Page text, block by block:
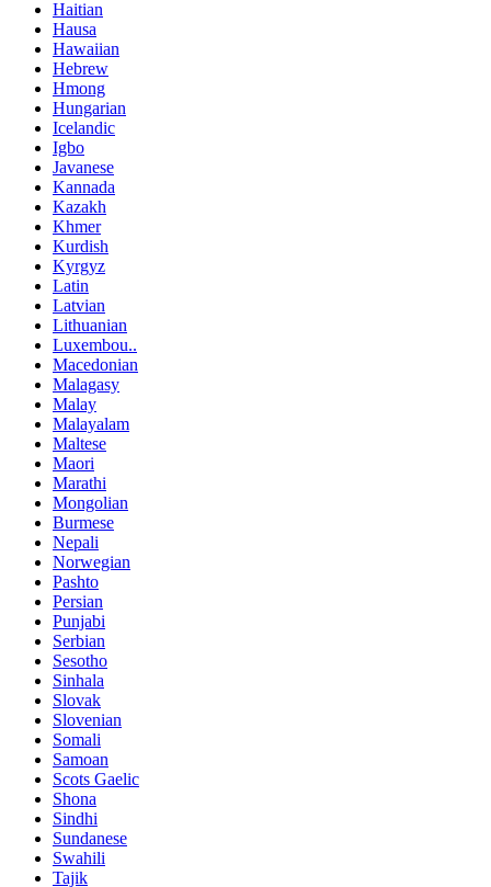
Haitian
Hausa
Hawaiian
Hebrew
Hmong
Hungarian
Icelandic
Igbo
Javanese
Kannada
Kazakh
Khmer
Kurdish
Kyrgyz
Latin
Latvian
Lithuanian
Luxembou..
Macedonian
Malagasy
Malay
Malayalam
Maltese
Maori
Marathi
Mongolian
Burmese
Nepali
Norwegian
Pashto
Persian
Punjabi
Serbian
Sesotho
Sinhala
Slovak
Slovenian
Somali
Samoan
Scots Gaelic
Shona
Sindhi
Sundanese
Swahili
Tajik